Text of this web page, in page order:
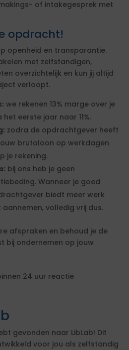
of intakegesprek met
opdracht!
openheid en transparantie.
met zelfstandigen,
overzichtelijk en kun jij altijd
verloopt.
we rekenen 13% marge over je
eerste jaar naar 11%.
zodra de opdrachtgever heeft
brutoloon op werkdagen
je rekening.
bij ons heb je geen
Wanneer je goed
biedt meer werk
volledig vrij dus.
afspraken en behoud je de
bij ondernemen op jouw
24 uur reactie
gevonden naar LibLab! Dit
voor jou als zelfstandig